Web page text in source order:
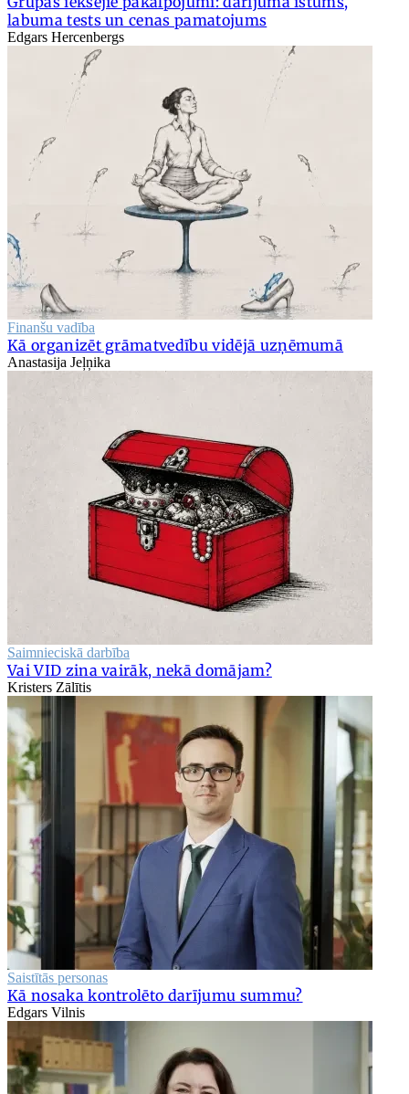
labuma tests un cenas pamatojums
Edgars Hercenbergs
Finanšu vadība
Kā organizēt grāmatvedību vidējā uzņēmumā
Anastasija Jeļņika
Saimnieciskā darbība
Vai VID zina vairāk, nekā domājam?
Kristers Zālītis
Saistītās personas
Kā nosaka kontrolēto darījumu summu?
Edgars Vilnis